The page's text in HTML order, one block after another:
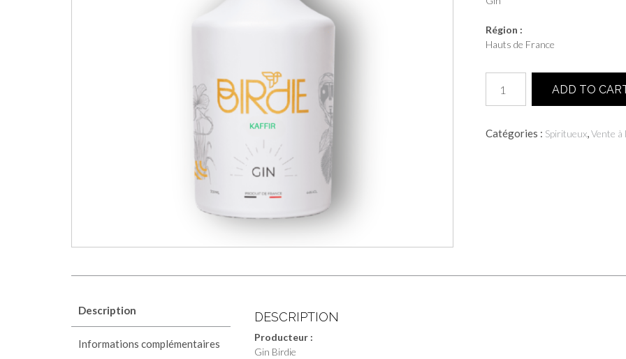
Région :
Hauts de France
Gin
-
ADD TO
Catégories : Spiritueux,Vente à
Description
Informations complémentaires
DESCRIPTION
Producteur :
Gin Birdie